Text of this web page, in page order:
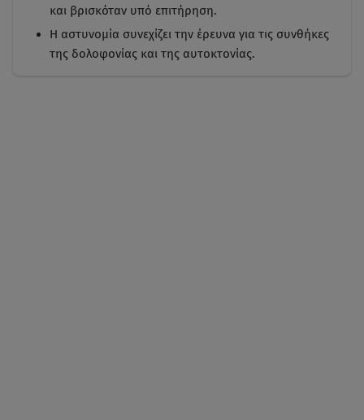
και βρισκόταν υπό επιτήρηση.
Η αστυνομία συνεχίζει την έρευνα για τις συνθήκες
της δολοφονίας και της αυτοκτονίας.